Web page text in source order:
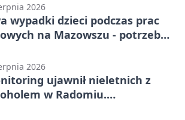
2026
wypadki dzieci podczas prac
na Mazowszu - potrzebna
2026
ujawnił nieletnich z
w Radomiu.